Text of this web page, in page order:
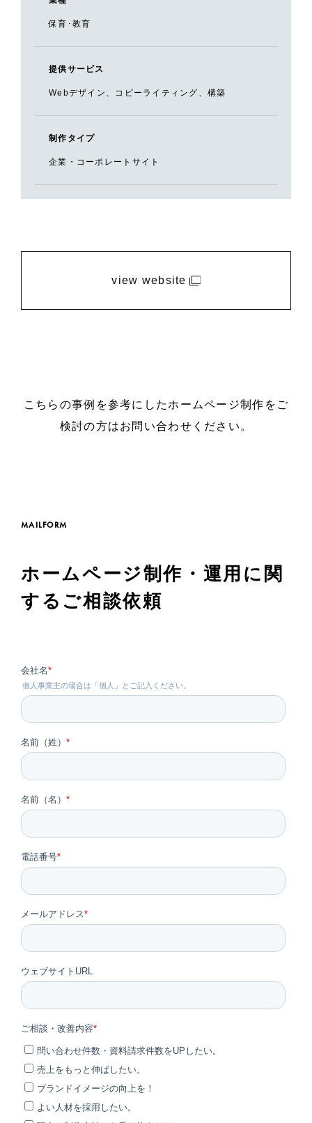
保育･教育
提供サービス
Webデザイン、コピーライティング、構築
制作タイプ
企業・コーポレートサイト
view website
こちらの事例を参考にしたホームページ制作をご
検討の方はお問い合わせください。
MAILFORM
ホームページ制作・運用に関
するご相談依頼